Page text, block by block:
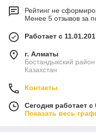
Рейтинг не
Менее 5 отзывов за
Работает с
г. Алматы
Бостандыкский
Казахстан
Контакты
Сегодня работает с
Показать весь